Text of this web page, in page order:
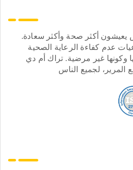
أكثر صحة وأكثر سعادة.
عدم كفاءة الرعاية الصحية
وكونها غير مرضية. تراك أم دي
لجميع الناس